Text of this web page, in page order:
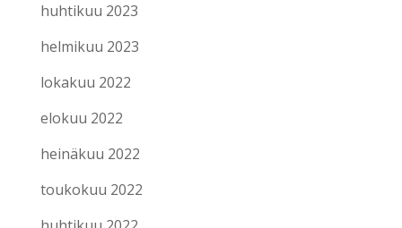
huhtikuu 2023
helmikuu 2023
lokakuu 2022
elokuu 2022
heinäkuu 2022
toukokuu 2022